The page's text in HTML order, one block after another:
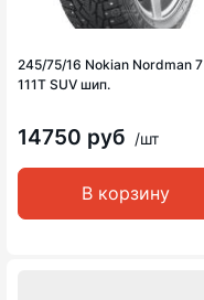
245/75/16 Nokian Nordman 7
111T SUV шип.
14750 руб /шт
В корзину